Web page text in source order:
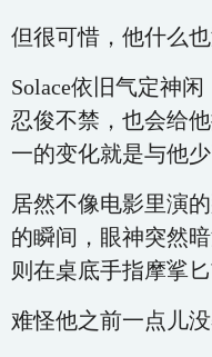
但很可惜，他什么也
Solace依旧气定神
忍俊不禁，也会给
一的变化就是与他
居然不像电影里演
的瞬间，眼神突然
则在桌底手指摩挲匕
难怪他之前一点儿没